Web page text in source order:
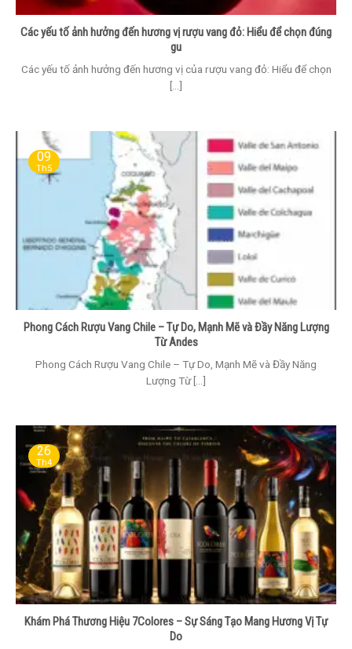
Các yếu tố ảnh hưởng đến hương vị rượu vang đỏ: Hiểu để chọn đúng
gu
Các yếu tố ảnh hưởng đến hương vị của rượu vang đỏ: Hiểu để chọn
[...]
Phong Cách Rượu Vang Chile – Tự Do, Mạnh Mẽ và Đầy Năng Lượng
Từ Andes
Phong Cách Rượu Vang Chile – Tự Do, Mạnh Mẽ và Đầy Năng
Lượng Từ [...]
09
Th5
Khám Phá Thương Hiệu 7Colores – Sự Sáng Tạo Mang Hương Vị Tự
Do
26
Th4